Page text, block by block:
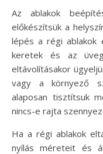
Az ablakok
előkészítsük a
lépés a régi ablakok
keretek és az
eltávolításakor
vagy a környező
alaposan tisztítsuk
nincs-e rajta
Ha a régi ablakok
nyílás méreteit és